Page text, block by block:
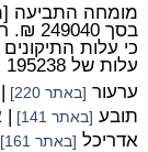
מומחה התביעה
בסך
עלות של 195238 ₪...
ערעור [באתר 220]
תובע [באתר 141] |
אדריכל [באתר 161]